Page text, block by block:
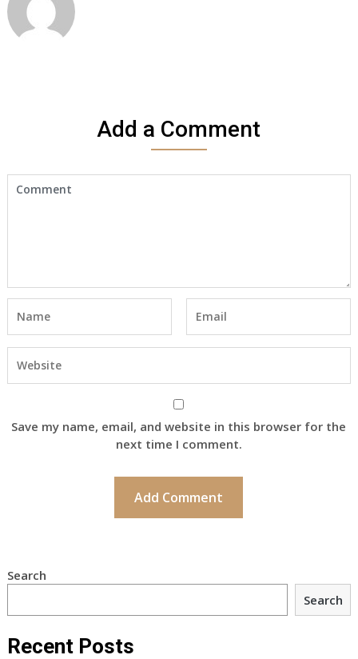
Add a Comment
Save my name, email, and website in this browser for the
next time I comment.
Search
Search
Recent Posts